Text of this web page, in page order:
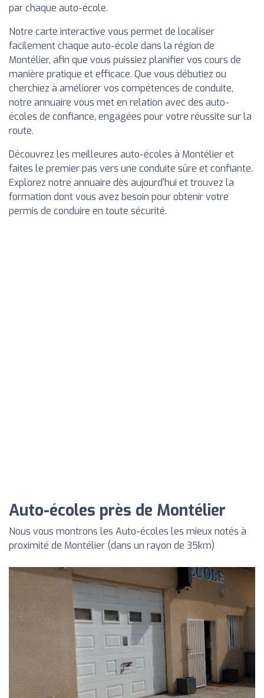
par chaque auto-école.
Notre carte interactive vous permet de localiser
facilement chaque auto-école dans la région de
Montélier, afin que vous puissiez planifier vos cours de
manière pratique et efficace. Que vous débutiez ou
cherchiez à améliorer vos compétences de conduite,
notre annuaire vous met en relation avec des auto-
écoles de confiance, engagées pour votre réussite sur la
route.
Découvrez les meilleures auto-écoles à Montélier et
faites le premier pas vers une conduite sûre et confiante.
Explorez notre annuaire dès aujourd'hui et trouvez la
formation dont vous avez besoin pour obtenir votre
permis de conduire en toute sécurité.
Auto-écoles près de Montélier
Nous vous montrons les Auto-écoles les mieux notés à
proximité de Montélier (dans un rayon de 35km)